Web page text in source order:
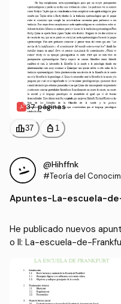
37 páginas
leaderboard37 personal_bag 1
@Hihffnk
#Teoría del
Apuntes-La-escuela-
He publicado nuevos
o II: La-escuela-de-